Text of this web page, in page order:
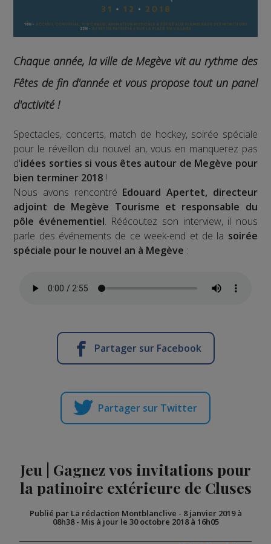
Chaque année, la ville de Megève vit au rythme des
Fêtes de fin d'année et vous propose tout un panel
d'activité !
Spectacles, concerts, match de hockey, soirée spéciale
pour le réveillon du nouvel an, vous en manquerez pas
d'idées sorties si vous êtes autour de Megève pour
bien terminer 2018 !
Nous avons rencontré Edouard Apertet, directeur
adjoint de Megève Tourisme et responsable du
pôle événementiel. Réécoutez son interview, il nous
parle des événements de ce week-end et de la soirée
spéciale pour le nouvel an à Megève :
Partager sur Facebook
Partager sur Twitter
Jeu | Gagnez vos invitations pour
la patinoire extérieure de Cluses
Publié par La rédaction Montblanclive - 8 janvier 2019 à
08h38- Mis à jour le 30 octobre 2018 à 16h05